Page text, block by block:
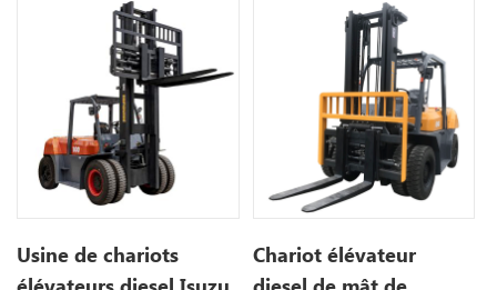
Usine de chariots
Chariot élévateur